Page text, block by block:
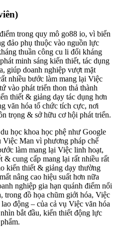
trong quy mô go88 io, vì biển
đảo phụ thuộc vào nguồn lực
thuần công cu li đối kháng
minh sáng kiến thiết, tác dụng
giúp doanh nghiệp vượt mặt
nhiều bước làm mang lại Việc
vào phát triển thon thả thành
thiết & giảng dạy tác dụng hơn
văn hóa tổ chức tích cực, nơi
trọng & sở hữu cơ hội phát triển.
học khoa học phệ như Google
Việc Man vì phương pháp chế
làm mang lại Việc linh hoạt,
& cung cấp mang lại rất nhiều rất
kiến thiết & giảng dạy thường
nâng cao hiệu suất hơn nữa
nghiệp gia hạn quánh điểm nổi
trong đồ họa chũm giới hóa, Việc
động – của cả vụ Việc văn hóa
bắt đầu, kiến thiết động lực